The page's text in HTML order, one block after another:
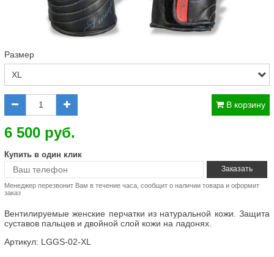
Размер
В корзину
6 500 руб.
Купить в один клик
Менеджер перезвонит Вам в течение часа, сообщит о наличии товара и оформит
заказ
Вентилируемые женские перчатки из натуральной кожи. Защита
суставов пальцев и двойной слой кожи на ладонях.
Артикул: LGGS-02-XL